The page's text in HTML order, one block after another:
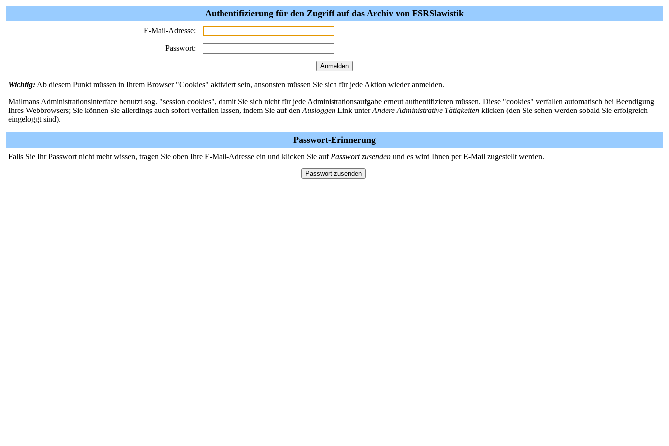
Authentifizierung für den Zugriff auf das Archiv von FSRSlawistik
E-Mail-Adresse:
Passwort:
Wichtig: Ab diesem Punkt müssen in Ihrem Browser "Cookies" aktiviert sein, ansonsten müssen Sie sich für jede Aktion wieder anmelden.
Mailmans Administrationsinterface benutzt sog. "session cookies", damit Sie sich nicht für jede Administrationsaufgabe erneut authentifizieren müssen. Diese "cookies" verfallen automatisch bei Beendigung
Ihres Webbrowsers; Sie können Sie allerdings auch sofort verfallen lassen, indem Sie auf den Ausloggen Link unterAndere Administrative Tätigkeiten klicken (den Sie sehen werden sobald Sie erfolgreich
eingeloggt sind).
Passwort-Erinnerung
Falls Sie Ihr Passwort nicht mehr wissen, tragen Sie oben Ihre E-Mail-Adresse ein und klicken Sie auf Passwort zusenden und es wird Ihnen per E-Mail zugestellt werden.